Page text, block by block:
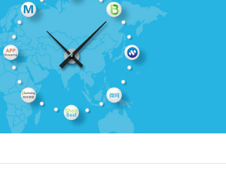
公路工程
陕西公路工程
行业动态
常见问题